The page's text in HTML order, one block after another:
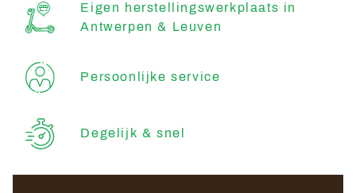
Eigen herstellingswerkplaats in
Antwerpen & Leuven
Persoonlijke service
Degelijk & snel